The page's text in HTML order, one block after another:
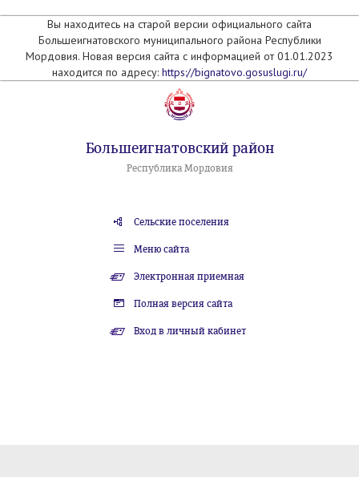
Вы находитесь на старой версии официального сайта
Большеигнатовского муниципального района Республики
Мордовия. Новая версия сайта с информацией от 01.01.2023
находится по адресу: https://bignatovo.gosuslugi.ru/
Большеигнатовский район
Республика Мордовия
Сельские поселения
Меню сайта
Электронная приемная
Полная версия сайта
Вход в личный кабинет